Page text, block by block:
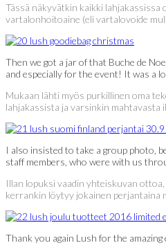
Tässä näkyvätkin kaikki
vartalonhoitoaine (eli vartalovoide
Then we got a jar of that Buche de
and especially for the event! It was a
Mukaan lähti myös purkillinen oma
lahjakassista ja varsinkin mahtavasta
I also insisted to take a group photo,
staff members, who were with us
Illan lopuksi vaadin yhteiskuvan
kerrankin löytyy jokainen perjantaina
Thank you again Lush for the